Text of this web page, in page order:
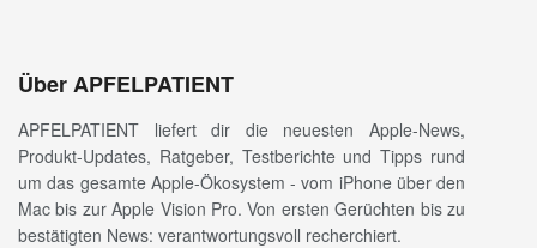
Über APFELPATIENT
APFELPATIENT liefert dir die neuesten Apple-News,
Produkt-Updates, Ratgeber, Testberichte und Tipps rund
um das gesamte Apple-Ökosystem - vom iPhone über den
Mac bis zur Apple Vision Pro. Von ersten Gerüchten bis zu
bestätigten News: verantwortungsvoll recherchiert.